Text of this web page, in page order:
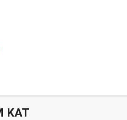
KAT